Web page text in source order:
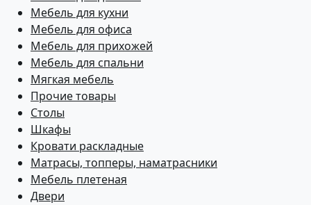
Мебель для кухни
Мебель для офиса
Мебель для прихожей
Мебель для спальни
Мягкая мебель
Прочие товары
Столы
Шкафы
Кровати раскладные
Матрасы, топперы, наматрасники
Мебель плетеная
Двери